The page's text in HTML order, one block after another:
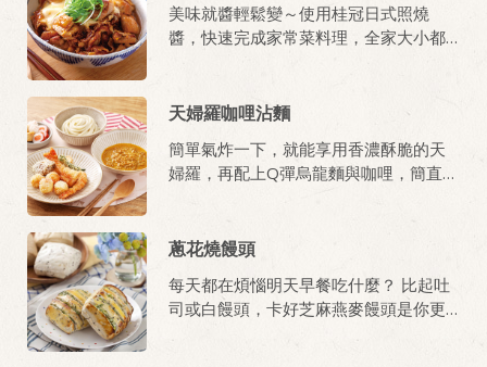
美味就醬輕鬆變～使用桂冠日式照燒
醬，快速完成家常菜料理，全家大小都
天婦羅咖哩沾麵
簡單氣炸一下，就能享用香濃酥脆的天
婦羅，再配上Q彈烏龍麵與咖哩，簡直人
蔥花燒饅頭
每天都在煩惱明天早餐吃什麼？ 比起吐
司或白饅頭，卡好芝麻燕麥饅頭是你更